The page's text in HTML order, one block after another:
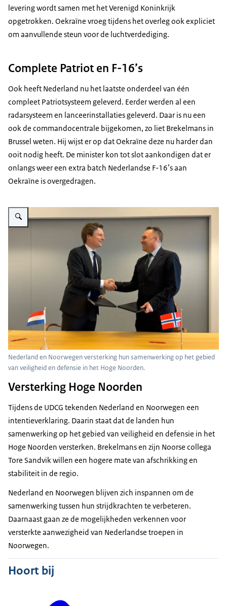
levering wordt samen met het Verenigd Koninkrijk
opgetrokken. Oekraïne vroeg tijdens het overleg ook expliciet
om aanvullende steun voor de luchtverdediging.
Complete Patriot en F-16’s
Ook heeft Nederland nu het laatste onderdeel van één
compleet Patriotsysteem geleverd. Eerder werden al een
radarsysteem en lanceerinstallaties geleverd. Daar is nu een
ook de commandocentrale bijgekomen, zo liet Brekelmans in
Brussel weten. Hij wijst er op dat Oekraïne deze nu harder dan
ooit nodig heeft. De minister kon tot slot aankondigen dat er
onlangs weer een extra batch Nederlandse F-16’s aan
Oekraïne is overgedragen.
Vergroot afbeelding Defensieministers van Nederland en Noorwegen
Nederland en Noorwegen versterking hun samenwerking op het gebied
van veiligheid en defensie in het Hoge Noorden.
Versterking Hoge Noorden
Tijdens de UDCG tekenden Nederland en Noorwegen een
intentieverklaring. Daarin staat dat de landen hun
samenwerking op het gebied van veiligheid en defensie in het
Hoge Noorden versterken. Brekelmans en zijn Noorse collega
Tore Sandvik willen een hogere mate van afschrikking en
stabiliteit in de regio.
Nederland en Noorwegen blijven zich inspannen om de
samenwerking tussen hun strijdkrachten te verbeteren.
Daarnaast gaan ze de mogelijkheden verkennen voor
versterkte aanwezigheid van Nederlandse troepen in
Noorwegen.
Hoort bij